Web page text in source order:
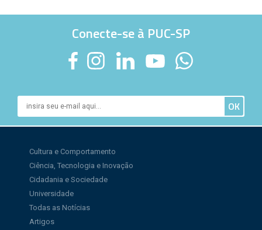
Conecte-se à PUC-SP
Cultura e Comportamento
Ciência, Tecnologia e Inovação
Cidadania e Sociedade
Universidade
Todas as Notícias
Artigos